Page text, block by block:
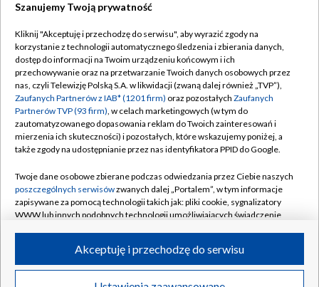
TVP
Abonament TVP
Emisja w TVP
Centrum informacji TVP
Naziemna Telewizja Cyfrowa
Rada Programowa
System NOS
Informacje o nadawcy
Program dla prasy
Regulamin TVP
Polityka prywatności
Moje zgody
Pomoc
Kontakt
Kanały
©2026 Telewizja Polska S.A. w likwidacji
Szanujemy Twoją prywatność
Kliknij "Akceptuję i przechodzę do serwisu", aby wyrazić zgody na
korzystanie z technologii automatycznego śledzenia i zbierania danych,
dostęp do informacji na Twoim urządzeniu końcowym i ich
przechowywanie oraz na przetwarzanie Twoich danych osobowych przez
nas, czyli Telewizję Polską S.A. w likwidacji (zwaną dalej również „TVP”),
Zaufanych Partnerów z IAB* (1201 firm) oraz pozostałych Zaufanych
Partnerów TVP (93 firm), w celach marketingowych (w tym do
zautomatyzowanego dopasowania reklam do Twoich zainteresowań i
mierzenia ich skuteczności) i pozostałych, które wskazujemy poniżej, a
także zgody na udostępnianie przez nas identyfikatora PPID do Google.
Twoje dane osobowe zbierane podczas odwiedzania przez Ciebie naszych
poszczególnych serwisówzwanych dalej „Portalem”, w tym informacje
zapisywane za pomocą technologii takich jak: pliki cookie, sygnalizatory
WWW lub innych podobnych technologii umożliwiających świadczenie
ruchu w Internecie.
Twoje dane osobowe zbierane podczas odwiedzania przez Ciebie
Akceptuję i przechodzę do serwisu